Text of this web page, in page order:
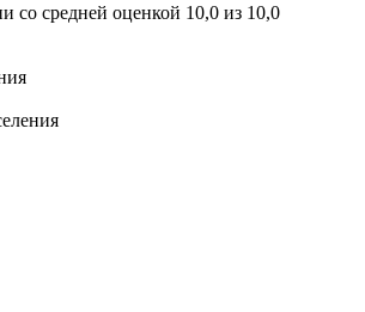
со средней оценкой 10,0 из 10,0